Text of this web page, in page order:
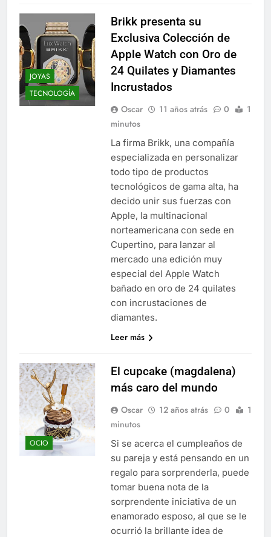
JOYAS
TECNOLOGÍA
Brikk presenta su
Exclusiva Colección de
Apple Watch con Oro de
24 Quilates y Diamantes
Incrustados
Oscar 11 años atrás 0
1
minutos
La firma Brikk, una compañía
especializada en personalizar
todo tipo de productos
tecnológicos de gama alta, ha
decido unir sus fuerzas con
Apple, la multinacional
norteamericana con sede en
Cupertino, para lanzar al
mercado una edición muy
especial del Apple Watch
bañado en oro de 24 quilates
con incrustaciones de
diamantes.
Leer más
OCIO
El cupcake (magdalena)
más caro del mundo
Oscar 12 años atrás 0
1
minutos
Si se acerca el cumpleaños de
su pareja y está pensando en un
regalo para sorprenderla, puede
tomar buena nota de la
sorprendente iniciativa de un
enamorado esposo, al que se le
ocurrió la brillante idea de